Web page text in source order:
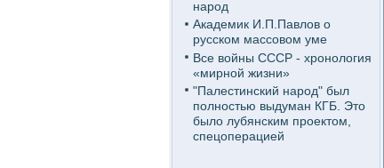
народ
Академик И.П.Павлов о
русском массовом уме
Все войны СССР - хронология
«мирной жизни»
"Палестинский народ" был
полностью выдуман КГБ. Это
было лубянским проектом,
спецоперацией